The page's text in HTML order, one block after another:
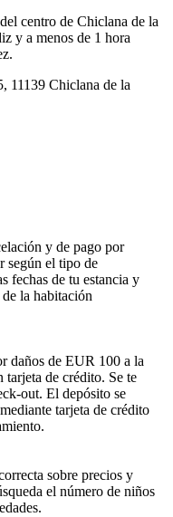
centro de Chiclana de la
y a menos de 1 hora
11139 Chiclana de la
y de pago por
según el tipo de
fechas de tu estancia y
la habitación
daños de EUR 100 a la
tarjeta de crédito. Se te
out. El depósito se
tarjeta de crédito
sobre precios y
el número de niños